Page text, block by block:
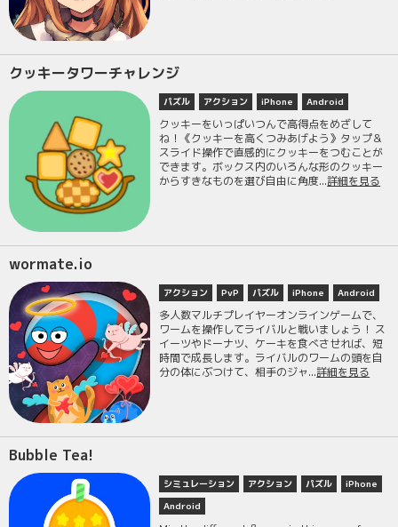
クッキータワーチャレンジ
パズル アクション iPhone Android
クッキーをいっぱいつんで高得点をめざして
ね！《クッキーを高くつみあげよう》タップ＆
スライド操作で直感的にクッキーをつむことが
できます。ボックス内のいろんな形のクッキー
からすきなものを選び自由に角度...詳細を見る
wormate.io
アクション PvP パズル iPhone Android
多人数マルチプレイヤーオンラインゲームで、
ワームを操作してライバルと戦いましょう！ ス
イーツやドーナツ、ケーキを食べさせれば、短
時間で成長します。ライバルのワームの頭を自
分の体にぶつけて、相手のジャ...詳細を見る
Bubble Tea!
シミュレーション アクション パズル
iPhone
Android